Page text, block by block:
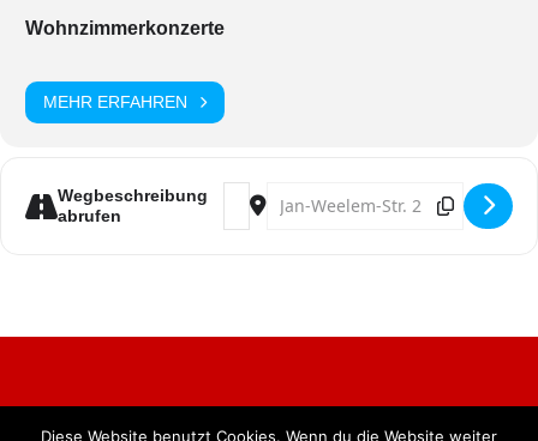
Wohnzimmerkonzerte
MEHR ERFAHREN
Wegbeschreibung
abrufen
Address - Lupo för Pänz - Das
Destination Address - Lupo för
Diese Website benutzt Cookies. Wenn du die Website weiter